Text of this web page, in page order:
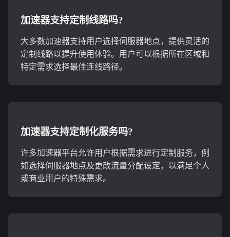
加速器支持定制线路吗?
大多数加速器支持用户选择伺服器地点，提供灵活的
定制线路以提升使用体验。用户可以根据所在区域和
特定需求选择最佳连线路径。
加速器支持定制化服务吗?
许多加速器平台允许用户根据需求进行定制服务，例
如选择伺服器地点及更改流量分配设定，以满足个人
或商业用户的特殊需求。